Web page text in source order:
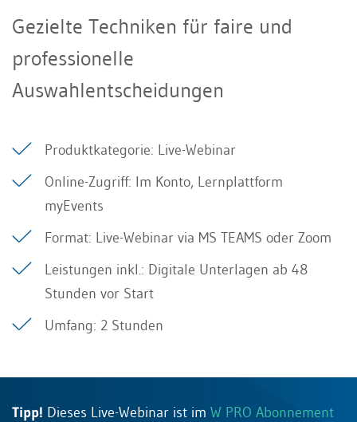
Gezielte Techniken für faire und
professionelle
Auswahlentscheidungen
Produktkategorie: Live-Webinar
Online-Zugriff: Im Konto, Lernplattform
myEvents
Format: Live-Webinar via MS TEAMS oder Zoom
Leistungen inkl.: Digitale Unterlagen ab 48
Stunden vor Start
Umfang: 2 Stunden
Tipp! Dieses Live-Webinar ist im W PRO Abonnement